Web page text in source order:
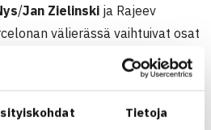
Tietoja
/Jan Zielinski ja Rajeev
välierässä vaihtuivat osat
Andres
juhli suomalais-brittipari